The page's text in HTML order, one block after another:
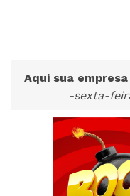
Aqui sua
-sexta-